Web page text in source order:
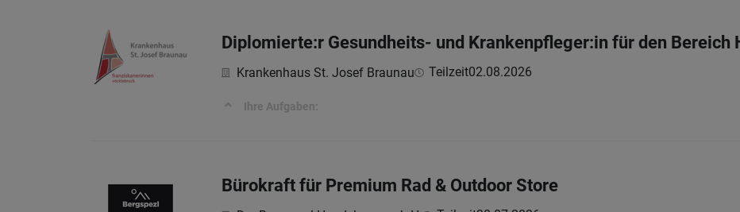
Diplomierte:r Gesundheits- und Krankenpfleger:in für den Bereich
Krankenhaus St. Josef Braunau Teilzeit02.08.2026
Ihre Aufgaben:
Bürokraft für Premium Rad & Outdoor Store